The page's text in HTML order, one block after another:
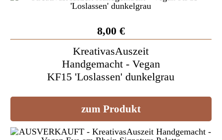
8,00 €
KreativasAuszeit
Handgemacht - Vegan
KF15 'Loslassen' dunkelgrau
zum Produkt